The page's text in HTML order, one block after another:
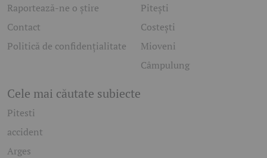
Raportează-ne o știre
Contact
Politică de confidențialitate
Pitești
Costești
Mioveni
Câmpulung
Cele mai căutate subiecte
Pitesti
accident
Arges